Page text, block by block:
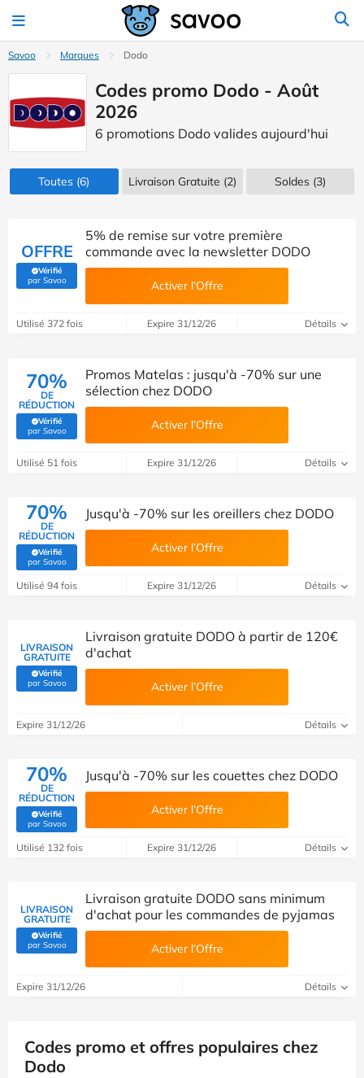
Savoo Marques Dodo
Codes promo Dodo - Août
2026
6 promotions Dodo valides aujourd'hui
Toutes (6) Livraison Gratuite (2) Soldes(3)
OFFRE
Vérifié
par Savoo(Vérifié par Savoo)
5% de remise sur votre première
commande avec la newsletter DODO
Activer l’Offre
Utilisé 372 fois Expire 31/12/26 Détails
70%
DE
RÉDUCTION
Vérifié
par Savoo(Vérifié par Savoo)
Promos Matelas : jusqu'à -70% sur une
sélection chez DODO
Activer l’Offre
Utilisé 51 fois Expire 31/12/26 Détails
70%
DE
RÉDUCTION
Vérifié
par Savoo(Vérifié par Savoo)
Jusqu'à -70% sur les oreillers chez DODO
Activer l’Offre
Utilisé 94 fois Expire 31/12/26 Détails
LIVRAISON
GRATUITE
Vérifié
par Savoo(Vérifié par Savoo)
Livraison gratuite DODO à partir de 120€
d'achat
Activer l’Offre
Expire 31/12/26 Détails
70%
DE
RÉDUCTION
Vérifié
par Savoo(Vérifié par Savoo)
Jusqu'à -70% sur les couettes chez DODO
Activer l’Offre
Utilisé 132 fois Expire 31/12/26 Détails
LIVRAISON
GRATUITE
Vérifié
par Savoo(Vérifié par Savoo)
Livraison gratuite DODO sans minimum
d'achat pour les commandes de pyjamas
Activer l’Offre
Expire 31/12/26 Détails
Codes promo et offres populaires chez
Dodo